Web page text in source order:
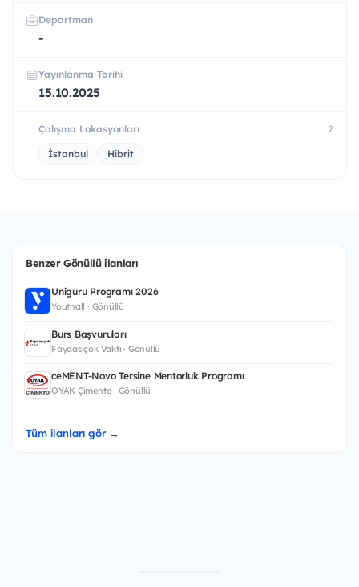
Departman
-
Yayınlanma Tarihi
15.10.2025
Çalışma Lokasyonları 2
İstanbul Hibrit
Benzer Gönüllü ilanları
Uniguru Programı 2026
Youthall · Gönüllü
Burs Başvuruları
Faydasıçok Vakfı · Gönüllü
ceMENT-Novo Tersine Mentorluk Programı
OYAK Çimento · Gönüllü
Tüm ilanları gör →